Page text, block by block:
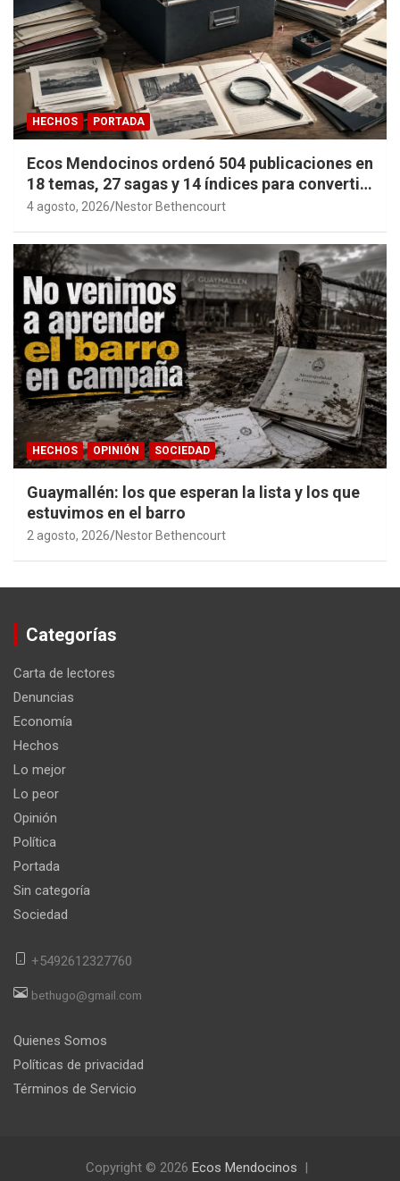
HECHOS PORTADA
Ecos Mendocinos ordenó 504 publicaciones en
18 temas, 27 sagas y 14 índices para convertir
años de investigación en memoria pública
4 agosto, 2026 Nestor Bethencourt
HECHOS OPINIÓN SOCIEDAD
Guaymallén: los que esperan la lista y los que
estuvimos en el barro
2 agosto, 2026 Nestor Bethencourt
Categorías
Carta de lectores
Denuncias
Economía
Hechos
Lo mejor
Lo peor
Opinión
Política
Portada
Sin categoría
Sociedad
+5492612327760
bethugo@gmail.com
Quienes Somos
Políticas de privacidad
Términos de Servicio
Copyright © 2026 Ecos Mendocinos